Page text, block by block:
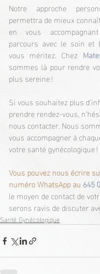
Notre approche
permettra de mieux
en vous
parcours avec le soin et
vous méritez. Chez
sommes là pour rendre
plus sereine !
Si vous souhaitez plus
prendre rendez-vous,
nous contacter. Nous
vous accompagner à
votre santé gynécologique !
Vous pouvez nous écrire
numéro WhatsApp au 645
le moyen de contact de
serons ravis de discuter
Santé Gynécologique